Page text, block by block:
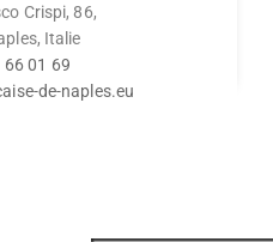
Crispi, 86,
Italie
66 01 69
de-naples.eu